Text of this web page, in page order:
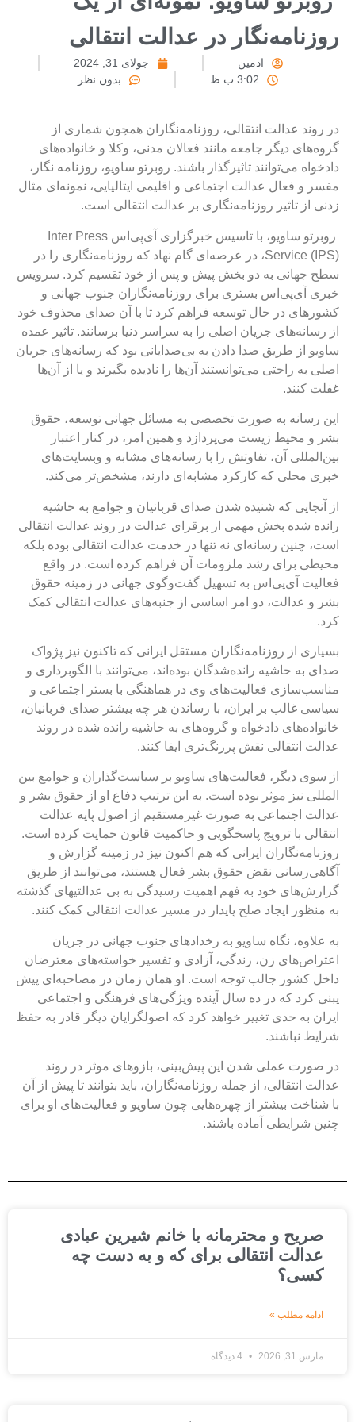
در عدالت انتقالی
ادمین
جولای 31, 2024
3:02 ب.ظ
بدون نظر
روند عدالت انتقالی، روزنامه‌نگاران همچون شماری از
دیگر جامعه مانند فعالان مدنی، وکلا و خانواده‌های
می‌توانند تاثیرگذار باشند. روبرتو ساویو، روزنامه نگار،
و فعال عدالت اجتماعی و اقلیمی ایتالیایی، نمونه‌ای مثال
از تاثیر روزنامه‌نگاری بر عدالت انتقالی است.
روبرتو ساویو، با تاسیس خبرگزاری آی‌پی‌اس Inter Press
Service (IPS)، در عرصه‌ای گام نهاد که روزنامه‌نگاری را در
جهانی به دو بخش پیش و پس از خود تقسیم کرد. سرویس
آی‌پی‌اس بستری برای روزنامه‌نگاران جنوب جهانی و
در حال توسعه فراهم کرد تا با آن صدای محذوف خود
رسانه‌‌های جریان اصلی را به سراسر دنیا برسانند. تاثیر عمده
از طریق صدا دادن به بی‌صدایانی بود که رسانه‌های جریان
به راحتی می‌توانستند آن‌ها را نادیده بگیرند و یا از آن‌ها
کنند.
رسانه به صورت تخصصی به مسائل جهانی توسعه، حقوق
و محیط زیست می‌پردازد و همین امر، در کنار اعتبار
آن، تفاوتش را با رسانه‌های مشابه و وبسایت‌های
محلی که کارکرد مشابه‌ای دارند، مشخص‌تر می‌کند.
آنجایی که شنیده شدن صدای قربانیان و جوامع به حاشیه
شده بخش مهمی از برقرای عدالت در روند عدالت انتقالی
چنین رسانه‌ای نه تنها در خدمت عدالت انتقالی بوده بلکه
برای رشد ملزومات آن فراهم کرده است. در واقع
آی‌پی‌اس به تسهیل گفت‌و‌گوی جهانی در زمینه حقوق
و عدالت، دو امر اساسی از جنبه‌های عدالت انتقالی کمک
از روزنامه‌نگاران مستقل ایرانی که تاکنون نیز پژواک
به حاشیه رانده‌شدگان بوده‌اند، می‌توانند با الگوبرداری و
فعالیت‌های وی در هماهنگی با بستر اجتماعی و
غالب بر ایران، با رساندن هر چه بیشتر صدای قربانیان،
دادخواه و گروه‌های به حاشیه رانده شده در روند
انتقالی نقش پررنگ‌تری ایفا کنند.
سوی دیگر، فعالیت‌های ساویو بر سیاست‌گذاران و جوامع بین
نیز موثر بوده است. به این ترتیب دفاع او از حقوق بشر و
اجتماعی به صورت غیرمستقیم از اصول پایه عدالت
با ترویج پاسخگویی و حاکمیت قانون حمایت کرده است.
ایرانی که هم اکنون نیز در زمینه گزارش و
نقض حقوق بشر فعال هستند، می‌توانند از طریق
گزارش‌های خود به فهم اهمیت رسیدگی به بی عدالتی‎های گذشته
منظور ایجاد صلح پایدار در مسیر عدالت انتقالی کمک کنند.
علاوه، نگاه ساویو به رخدادهای جنوب جهانی در جریان
زن، زندگی، آزادی و تفسیر خواسته‌های معترضان
کشور جالب توجه است. او همان زمان در مصاحبه‌ای پیش
کرد که در ده سال آینده ویژگی‌های فرهنگی و اجتماعی
به حدی تغییر خواهد کرد که اصولگرایان دیگر قادر به حفظ
نباشند.
صورت عملی شدن این پیش‌بینی، بازوهای موثر در روند
انتقالی، از جمله روزنامه‌نگاران، باید بتوانند تا پیش از آن
شناخت بیشتر از چهره‌هایی چون ساویو و فعالیت‌های او برای
شرایطی آماده باشند.
صریح و محترمانه با خانم شیرین عبادی
عدالت انتقالی برای که و به دست چه
کسی؟
ادامه مطلب »
مارس 31, 2026 4 دیدگاه